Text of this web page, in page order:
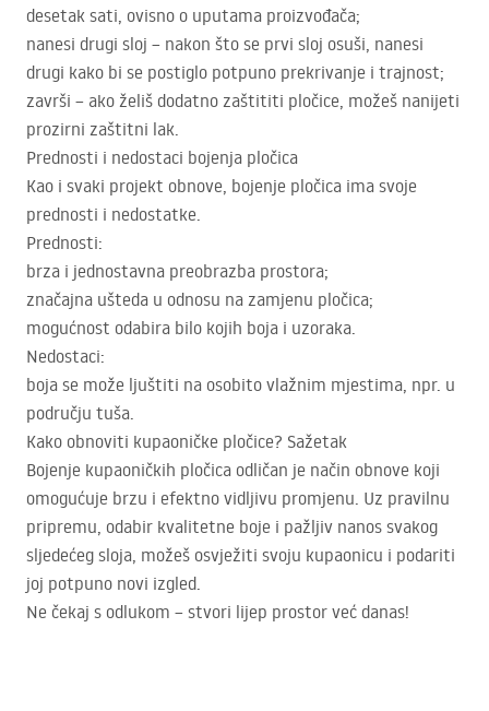
desetak sati, ovisno o uputama proizvođača;
nanesi drugi sloj – nakon što se prvi sloj osuši, nanesi
drugi kako bi se postiglo potpuno prekrivanje i trajnost;
završi – ako želiš dodatno zaštititi pločice, možeš nanijeti
prozirni zaštitni lak.
Prednosti i nedostaci bojenja pločica
Kao i svaki projekt obnove, bojenje pločica ima svoje
prednosti i nedostatke.
Prednosti:
brza i jednostavna preobrazba prostora;
značajna ušteda u odnosu na zamjenu pločica;
mogućnost odabira bilo kojih boja i uzoraka.
Nedostaci:
boja se može ljuštiti na osobito vlažnim mjestima, npr. u
području tuša.
Kako obnoviti kupaoničke pločice? Sažetak
Bojenje kupaoničkih pločica odličan je način obnove koji
omogućuje brzu i efektno vidljivu promjenu. Uz pravilnu
pripremu, odabir kvalitetne boje i pažljiv nanos svakog
sljedećeg sloja, možeš osvježiti svoju kupaonicu i podariti
joj potpuno novi izgled.
Ne čekaj s odlukom – stvori lijep prostor već danas!